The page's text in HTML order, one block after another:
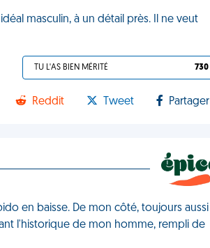
masculin, à un détail près. Il ne veut
TU L'AS BIEN MÉRITÉ 730
Reddit Tweet Partager
en baisse. De mon côté, toujours aussi
l'historique de mon homme, rempli de